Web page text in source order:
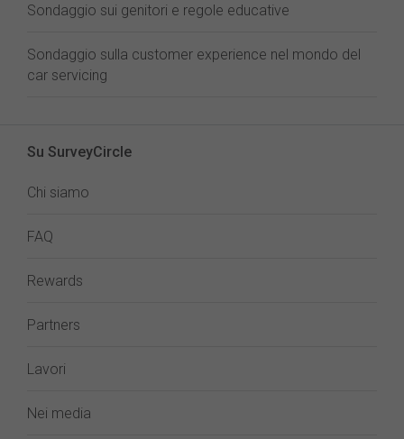
Sondaggio sui genitori e regole educative
Sondaggio sulla customer experience nel mondo del
car servicing
Su SurveyCircle
Chi siamo
FAQ
Rewards
Partners
Lavori
Nei media